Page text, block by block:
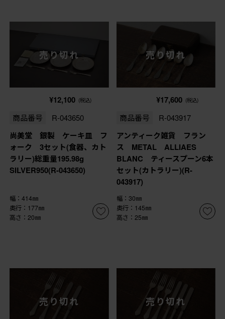
売り切れ
¥12,100 (税込)
商品番号 R-043650
尚美堂 銀製 ケーキ皿 フ
ォーク 3セット(食器、カト
ラリー)総重量195.98g
SILVER950(R-043650)
幅：414㎜
奥行：177㎜
高さ：20㎜
売り切れ
¥17,600 (税込)
商品番号 R-043917
アンティーク雑貨 フラン
ス METAL ALLIAES
BLANC ティースプーン6本
セット(カトラリー)(R-
043917)
幅：30㎜
奥行：145㎜
高さ：25㎜
売り切れ 売り切れ